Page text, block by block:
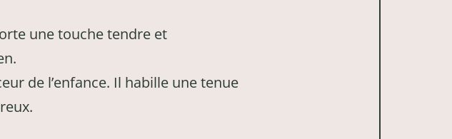
une touche tendre et
de l’enfance. Il habille une tenue